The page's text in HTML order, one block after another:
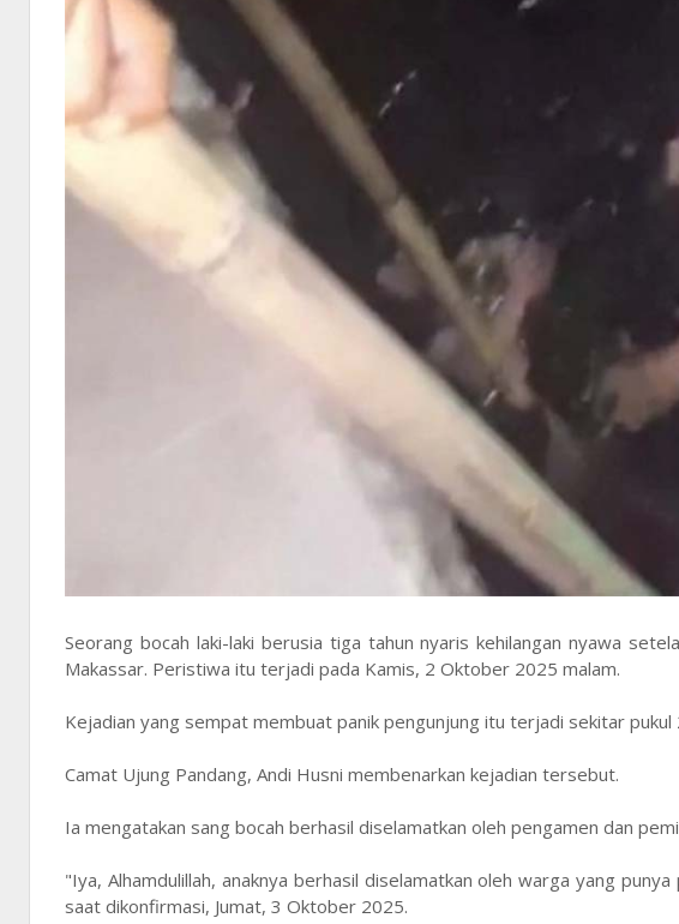
Seorang bocah laki-laki berusia tiga tahun nyaris kehilangan nyawa
Makassar. Peristiwa itu terjadi pada Kamis, 2 Oktober 2025 malam.
Kejadian yang sempat membuat panik pengunjung itu terjadi sekitar
Camat Ujung Pandang, Andi Husni membenarkan kejadian tersebut.
Ia mengatakan sang bocah berhasil diselamatkan oleh pengamen dan
"Iya, Alhamdulillah, anaknya berhasil diselamatkan oleh warga yang
saat dikonfirmasi, Jumat, 3 Oktober 2025.